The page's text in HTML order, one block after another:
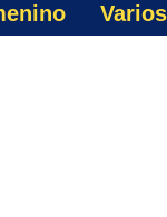
Varios